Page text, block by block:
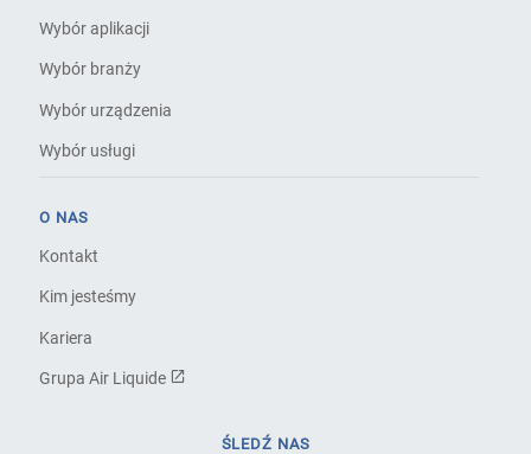
Wybór aplikacji
Wybór branży
Wybór urządzenia
Wybór usługi
O NAS
Kontakt
Kim jesteśmy
Kariera
Grupa Air Liquide
ŚLEDŹ NAS